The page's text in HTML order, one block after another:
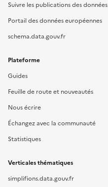
Suivre les publications des données
Portail des données européennes
schema.data.gouv.fr
Plateforme
Guides
Feuille de route et nouveautés
Nous écrire
Échangez avec la communauté
Statistiques
Verticales thématiques
simplifions.data.gouv.fr